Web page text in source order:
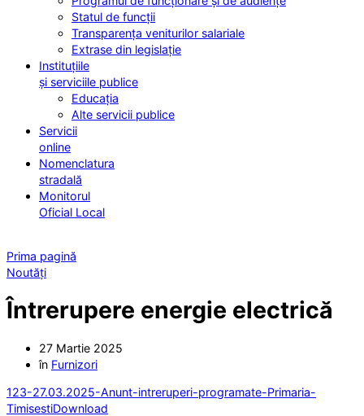
Statul de funcții
Transparența veniturilor salariale
Extrase din legislație
Instituțiile
și serviciile publice
Educația
Alte servicii publice
Servicii
online
Nomenclatura
stradală
Monitorul
Oficial Local
Prima pagină
Noutăți
Întrerupere energie electrică
27 Martie 2025
în Furnizori
123-27.03.2025-Anunt-intreruperi-programate-Primaria-
TimisestiDownload